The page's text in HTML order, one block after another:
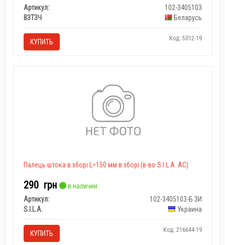
Артикул:
102-3405103
ВЗТЗЧ
Беларусь
КУПИТЬ Код: 5012-19
Палець штока в зборі L=150 мм в зборі (в-во S.I.L.A. AC)
290 грн
в наличии
Артикул:
102-3405103-Б ЗИ
S.I.L.A.
Украина
КУПИТЬ Код: 216644-19